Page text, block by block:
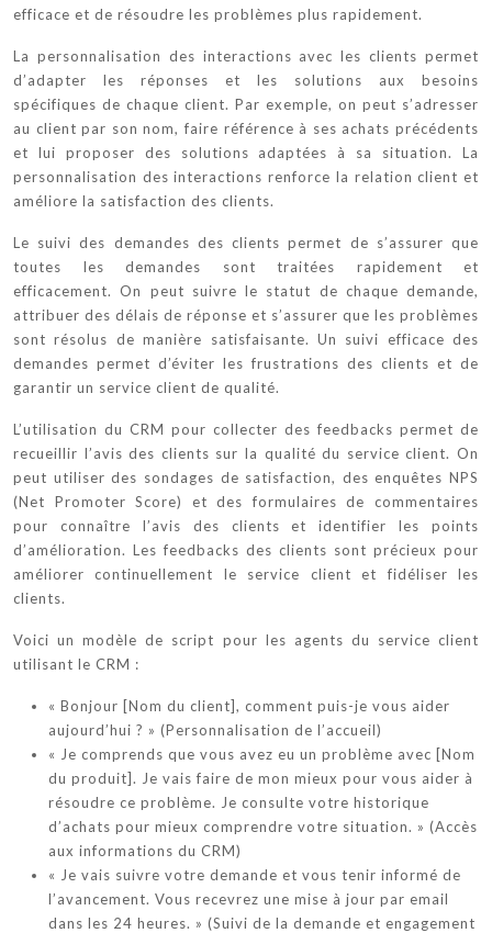
efficace et de résoudre les problèmes plus rapidement.
La personnalisation des interactions avec les clients permet
d’adapter les réponses et les solutions aux besoins
spécifiques de chaque client. Par exemple, on peut s’adresser
au client par son nom, faire référence à ses achats précédents
et lui proposer des solutions adaptées à sa situation. La
personnalisation des interactions renforce la relation client et
améliore la satisfaction des clients.
Le suivi des demandes des clients permet de s’assurer que
toutes les demandes sont traitées rapidement et
efficacement. On peut suivre le statut de chaque demande,
attribuer des délais de réponse et s’assurer que les problèmes
sont résolus de manière satisfaisante. Un suivi efficace des
demandes permet d’éviter les frustrations des clients et de
garantir un service client de qualité.
L’utilisation du CRM pour collecter des feedbacks permet de
recueillir l’avis des clients sur la qualité du service client. On
peut utiliser des sondages de satisfaction, des enquêtes NPS
(Net Promoter Score) et des formulaires de commentaires
pour connaître l’avis des clients et identifier les points
d’amélioration. Les feedbacks des clients sont précieux pour
améliorer continuellement le service client et fidéliser les
clients.
Voici un modèle de script pour les agents du service client
utilisant le CRM :
« Bonjour [Nom du client], comment puis-je vous aider
aujourd’hui ? » (Personnalisation de l’accueil)
« Je comprends que vous avez eu un problème avec [Nom
du produit]. Je vais faire de mon mieux pour vous aider à
résoudre ce problème. Je consulte votre historique
d’achats pour mieux comprendre votre situation. » (Accès
aux informations du CRM)
« Je vais suivre votre demande et vous tenir informé de
l’avancement. Vous recevrez une mise à jour par email
dans les 24 heures. » (Suivi de la demande et engagement